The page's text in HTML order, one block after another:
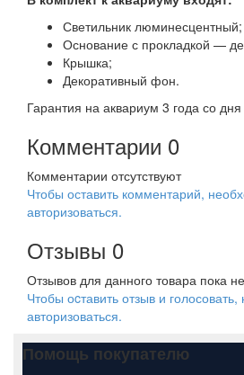
Светильник люминесцентный;
Основание с прокладкой —
Крышка;
Декоративный фон.
Гарантия на аквариум 3 года со
Комментарии 0
Комментарии отсутствуют
Чтобы оставить комментарий,
авторизоваться.
Отзывы 0
Отзывов для данного товара пока
Чтобы оcтавить отзыв и
авторизоваться.
Помощь покупателю